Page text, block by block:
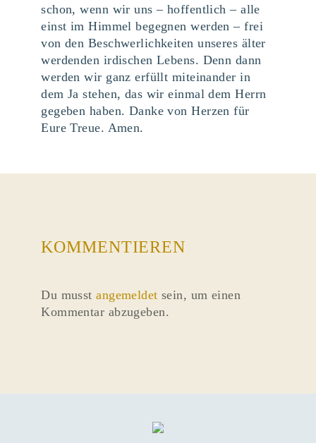
schon, wenn wir uns – hoffentlich – alle
einst im Himmel begegnen werden – frei
von den Beschwerlichkeiten unseres älter
werdenden irdischen Lebens. Denn dann
werden wir ganz erfüllt miteinander in
dem Ja stehen, das wir einmal dem Herrn
gegeben haben. Danke von Herzen für
Eure Treue. Amen.
KOMMENTIEREN
Du musstangemeldet sein, um einen
Kommentar abzugeben.